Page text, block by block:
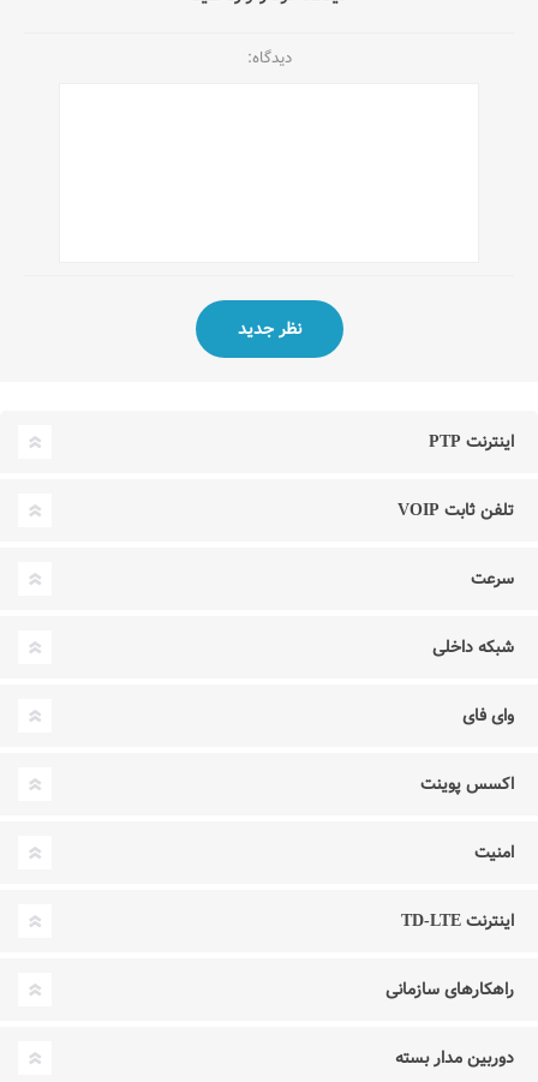
دیدگاه:
اینترنت PTP
تلفن ثابت VOIP
سرعت
شبکه داخلی
وای فای
اکسس پوینت
امنیت
اینترنت TD-LTE
راهکارهای سازمانی
دوربین مدار بسته